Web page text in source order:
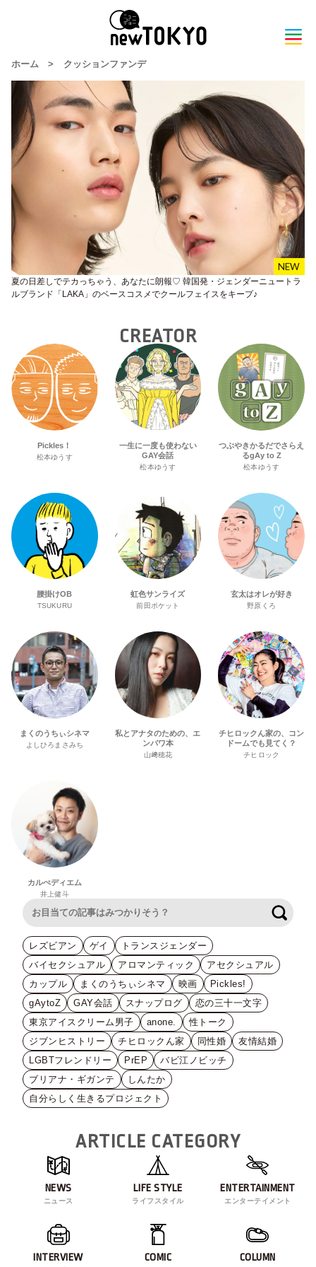
ホーム > クッションファンデ
夏の日差しでテカっちゃう、あなたに朗報♡ 韓国発・ジェンダーニュートラ
ルブランド「LAKA」のベースコスメでクールフェイスをキープ♪
CREATOR
Pickles！
松本ゆうす
一生に一度も使わない
GAY会話
松本ゆうす
つぶやきかるだでさらえ
るgAy to Z
松本ゆうす
腰掛けOB
TSUKURU
虹色サンライズ
前田ポケット
玄太はオレが好き
野原くろ
まくのうちぃシネマ
よしひろまさみち
私とアナタのための、エ
ンパワ本
山﨑穂花
チヒロックん家の、コン
ドームでも見てく？
チヒロック
カルぺディエム
井上健斗
レズビアン ゲイ
トランスジェンダー
バイセクシュアル
アロマンティック
アセクシュアル
カップル
まくのうちぃシネマ 映画
Pickles!
gAytoZ
GAY会話 スナップログ
恋の三十一文字
東京アイスクリーム男子
anone.
性トーク
ジブンヒストリー
チヒロックん家 同性婚
友情結婚
LGBTフレンドリー
PrEP
バビ江ノビッチ
ブリアナ・ギガンテ
しんたか
自分らしく生きるプロジェクト
ARTICLE CATEGORY
NEWS
ニュース
LIFE STYLE
ライフスタイル
ENTERTAINMENT
エンターテイメント
INTERVIEW COMIC COLUMN